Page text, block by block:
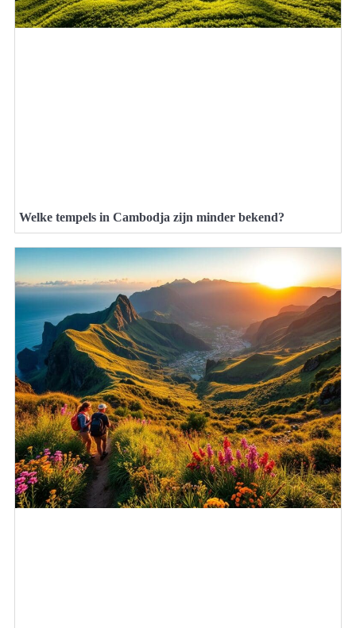
Welke tempels in Cambodja zijn minder bekend?